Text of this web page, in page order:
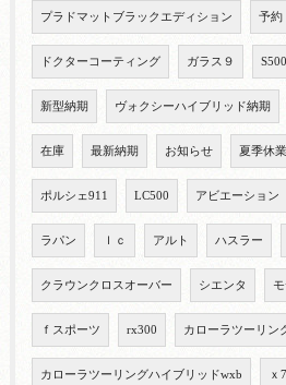
プラドマットブラックエディション 予約
ドクターコーティング ガラス９ S500
新型納期 ヴォクシーハイブリッド納期
在庫 最新納期 お知らせ 夏季休業
ポルシェ911 LC500 アビエーション
ラパン ｌｃ アルト ハスラー
クラウンクロスオーバー シエンタ
ｆスポーツ rx300 カローラツーリン
カローラツーリングハイブリッドwxb ｘ7